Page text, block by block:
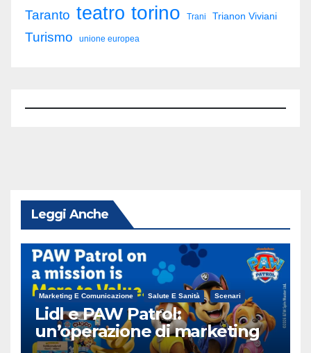
Taranto teatro torino Trani Trianon Viviani
Turismo unione europea
Leggi Anche
Marketing E Comunicazione Salute E Sanità Scenari
Lidl e PAW Patrol:
un’operazione di marketing
alimentare